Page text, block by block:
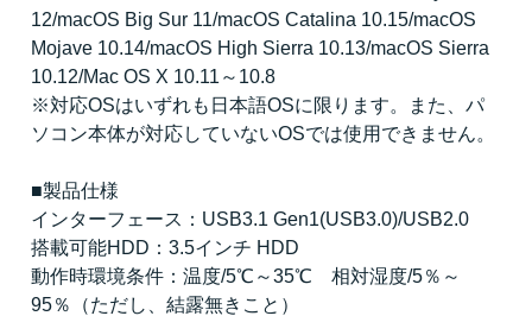
12/macOS Big Sur 11/macOS Catalina 10.15/macOS
Mojave 10.14/macOS High Sierra 10.13/macOS Sierra
10.12/Mac OS X 10.11～10.8
※対応OSはいずれも日本語OSに限ります。また、パ
ソコン本体が対応していないOSでは使用できません。
■製品仕様
インターフェース：USB3.1 Gen1(USB3.0)/USB2.0
搭載可能HDD：3.5インチ HDD
動作時環境条件：温度/5℃～35℃ 相対湿度/5％～
95％（ただし、結露無きこと）